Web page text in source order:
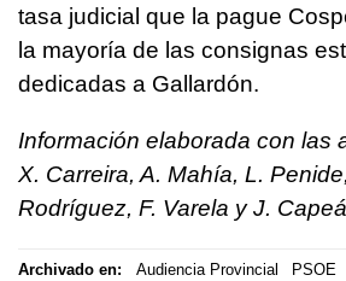
tasa judicial que la pague
la mayoría de las consignas
dedicadas a Gallardón.
Información elaborada con las
X. Carreira, A. Mahía, L.
Rodríguez, F. Varela y J.
Archivado en: Audiencia Provincial PSOE